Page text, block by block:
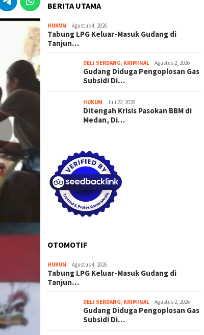
BERITA UTAMA
HUKUM Agustus 4, 2026
Tabung LPG Keluar-Masuk Gudang di
Tanjun…
DELI SERDANG, KRIMINAL Agustus 2, 2026
Gudang Diduga Pengoplosan Gas
Subsidi Di…
HUKUM Juli 22, 2026
Ditengah Krisis Pasokan BBM di
Medan, Di…
OTOMOTIF
HUKUM Agustus 4, 2026
Tabung LPG Keluar-Masuk Gudang di
Tanjun…
DELI SERDANG, KRIMINAL Agustus 2, 2026
Gudang Diduga Pengoplosan Gas
Subsidi Di…